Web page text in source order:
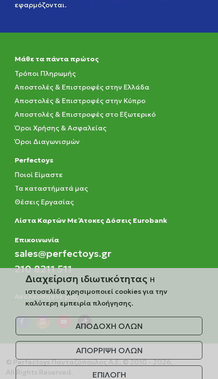
εφαρμόζονται.
Μάθε τα πάντα πρώτος
Τρόποι Πληρωμής
Αποστολές & Επιστροφές στην Ελλάδα
Αποστολές & Επιστροφές στην Κύπρο
Αποστολές & Επιστροφές στο Εξωτερικό
Όροι Χρήσης & Ασφαλείας
Όροι Διαγωνισμών
Perfectoys
Ποιοί Είμαστε
Τα καταστήματά μας
Θέσεις Εργασίας
Λίστα Καρτών Με Άτοκες Δόσεις Eurobank
Eπικοινωνία
sales@perfectoys.gr
210 8211 511
Ακολουθήστε μας
© Perfectoys Πανταζόπουλος Α.Ε. © 2010 - 2026.
All Rights Reserved.
Διαχείριση ιδιωτικότητας Η
ιστοσελίδα χρησιμοποιεί cookies για την
καλύτερη εμπειρία πλοήγησης.
ΑΠΟΔΟΧΗ ΟΛΩΝ
ΑΠΟΡΡΙΨΗ ΟΛΩΝ
ΕΠΙΛΟΓΗ